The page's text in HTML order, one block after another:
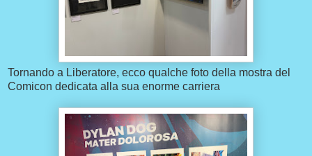
Tornando a Liberatore, ecco qualche foto della mostra del
Comicon dedicata alla sua enorme carriera